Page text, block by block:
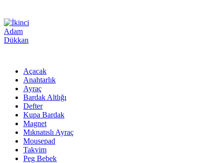
Açacak
Anahtarlık
Ayraç
Bardak Altlığı
Defter
Kupa Bardak
Magnet
Mıknatıslı Ayraç
Mousepad
Takvim
Peg Bebek